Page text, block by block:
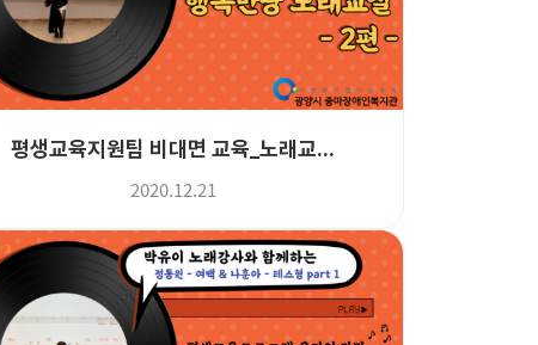
평생교육지원팀 비대면 교육_노래교...
2020.12.21